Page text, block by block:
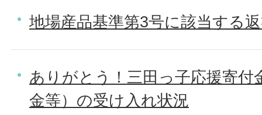
地場産品基準第3号に該当する
ありがとう！三田っ子応援寄付
金等）の受け入れ状況